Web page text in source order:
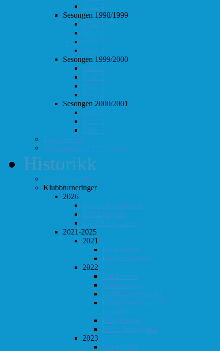
Follo 4
Sesongen 1998/1999
Follo 1
Follo 2
Follo 3
Follo 4
Sesongen 1999/2000
Follo 1
Follo 2
Follo 3
Follo 4
Sesongen 2000/2001
Follo 1
Follo 2
Follo 3
Totaloversikt
ØS-kamper med "Fullt hus"
Historikk
Vinner-oversikt
Klubbturneringer
2026
Klubbmesterskapet
KM Lynsjakk
Lyn/Hurtig våren
2021-2025
2021
Høst-konrad
Høstturneringen
2022
Vår-konrad
Vårturnering
Klubbmesterskapet
Klubbmesterskapet i
Lynsjakk
Høst-konrad
KM i Hurtigsjakk
2023
Vår-konrad